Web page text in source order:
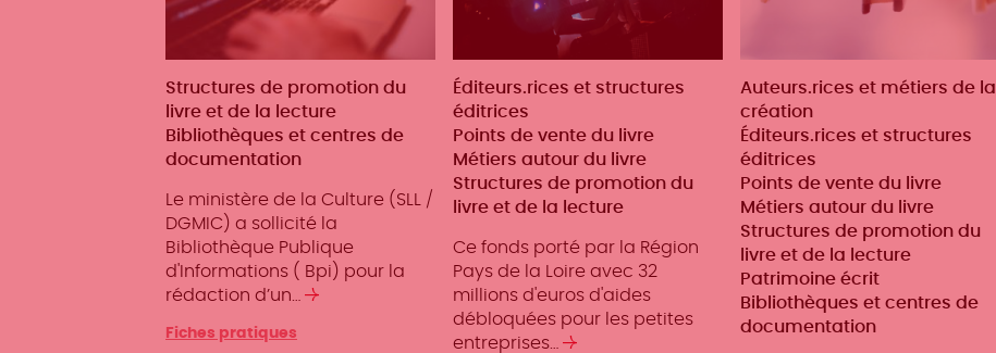
Métiers
Structures de promotion du
livre et de la lecture
Bibliothèques et centres de
documentation
Le ministère de la Culture (SLL /
DGMIC) a sollicité la
Bibliothèque Publique
d'Informations ( Bpi) pour la
rédaction d’un…
Fiches pratiques
Métiers
Éditeurs.rices et structures
éditrices
Points de vente du livre
Métiers autour du livre
Structures de promotion du
livre et de la lecture
Ce fonds porté par la Région
Pays de la Loire avec 32
millions d'euros d'aides
débloquées pour les petites
entreprises…
Métiers
Auteurs.rices et métiers de la
création
Éditeurs.rices et structures
éditrices
Points de vente du livre
Métiers autour du livre
Structures de promotion du
livre et de la lecture
Patrimoine écrit
Bibliothèques et centres de
documentation